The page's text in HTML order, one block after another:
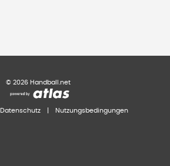
© 2026 Handball.net
Datenschutz Nutzungsbedingungen